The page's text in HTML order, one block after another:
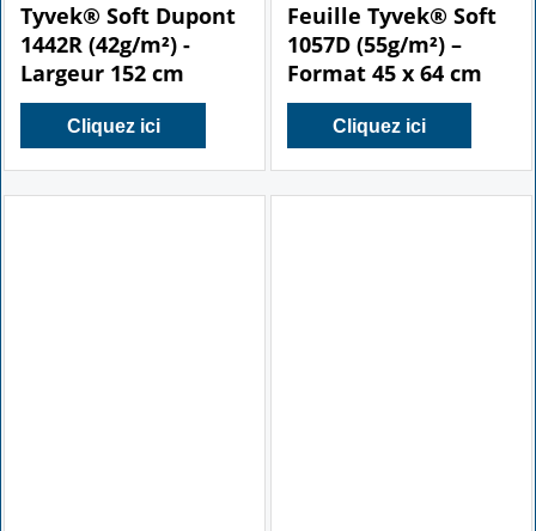
Tyvek® Soft Dupont
1442R (42g/m²) -
Largeur 152 cm
Cliquez ici
Feuille Tyvek® Soft
1057D (55g/m²) –
Format 45 x 64 cm
Cliquez ici